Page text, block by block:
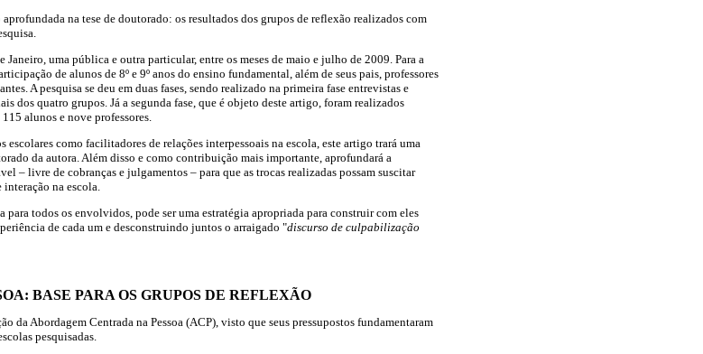
na tese de doutorado: os resultados dos grupos de reflexão realizados com
uma pública e outra particular, entre os meses de maio e julho de 2009. Para a
de alunos de 8º e 9º anos do ensino fundamental, além de seus pais, professores
A pesquisa se deu em duas fases, sendo realizado na primeira fase entrevistas e
dos quatro grupos. Já a segunda fase, que é objeto deste artigo, foram realizados
alunos e nove professores.
escolares como facilitadores de relações interpessoais na escola, este artigo trará uma
da autora. Além disso e como contribuição mais importante, aprofundará a
– livre de cobranças e julgamentos – para que as trocas realizadas possam suscitar
na escola.
para todos os envolvidos, pode ser uma estratégia apropriada para construir com eles
de cada um e desconstruindo juntos o arraigado "discurso de culpabilização
BASE PARA OS GRUPOS DE REFLEXÃO
da Abordagem Centrada na Pessoa (ACP), visto que seus pressupostos fundamentaram
pesquisadas.